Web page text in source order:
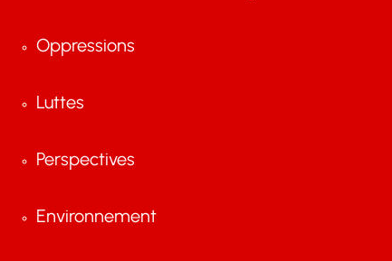
Oppressions
Luttes
Perspectives
Environnement